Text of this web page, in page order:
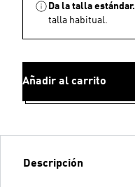
Da la talla estándar.
talla habitual.
Añadir al carrito
Descripción